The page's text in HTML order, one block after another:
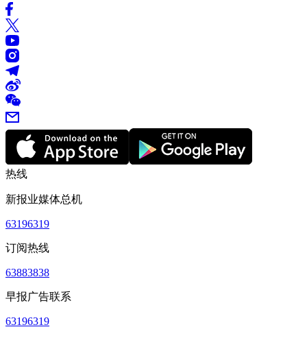
热线
新报业媒体总机
63196319
订阅热线
63883838
早报广告联系
63196319